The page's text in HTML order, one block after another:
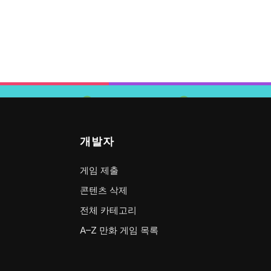
개발자
게임 제출
콘텐츠 삭제
전체 카테고리
A–Z 만화 게임 목록